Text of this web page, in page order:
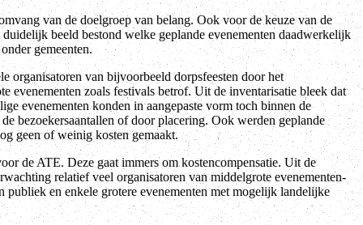
van de doelgroep van belang. Ook voor de keuze van de
beeld bestond welke geplande evenementen daadwerkelijk
gemeenten.
organisatoren van bijvoorbeeld dorpsfeesten door het
evenementen zoals festivals betrof. Uit de inventarisatie bleek dat
evenementen konden in aangepaste vorm toch binnen de
bezoekersaantallen of door placering. Ook werden geplande
geen of weinig kosten gemaakt.
de ATE. Deze gaat immers om kostencompensatie. Uit de
relatief veel organisatoren van middelgrote evenementen-
en enkele grotere evenementen met mogelijk landelijke